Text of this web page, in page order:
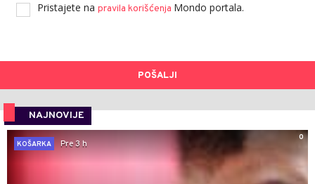
Pristajete na pravila korišćenja Mondo portala.
POŠALJI
NAJNOVIJE
0
KOŠARKA
Pre 3 h